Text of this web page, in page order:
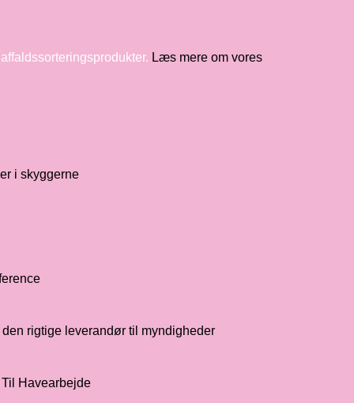
Læs mere om vores
i skyggerne
rigtige leverandør til myndigheder
Havearbejde